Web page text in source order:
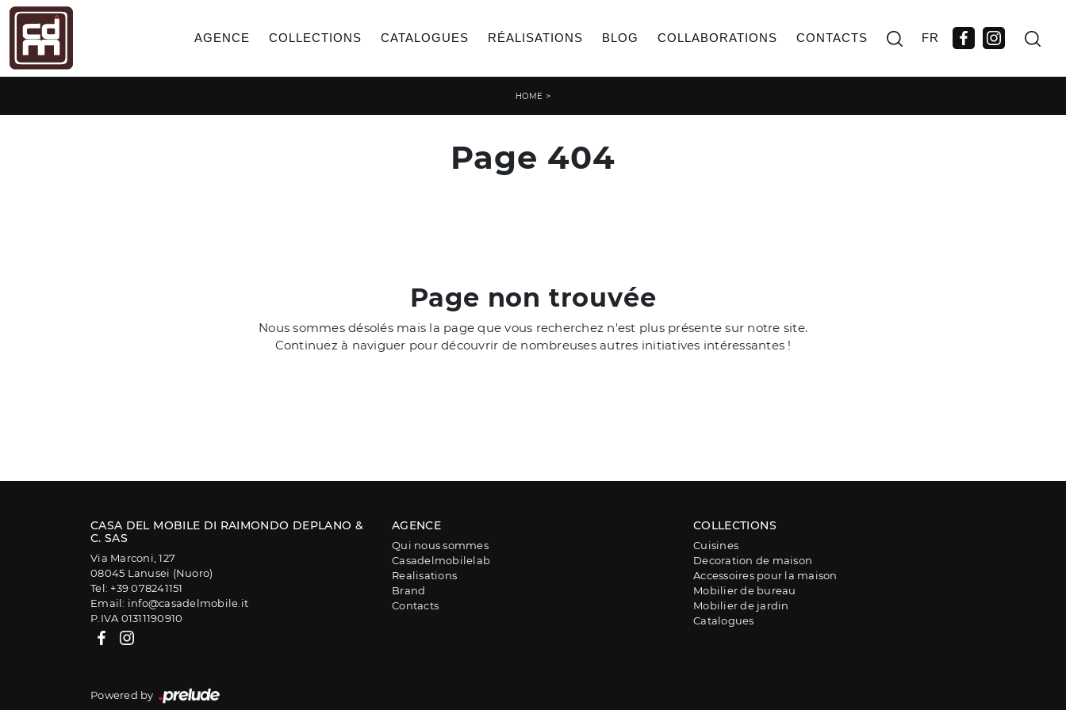
AGENCE COLLECTIONS CATALOGUES RÉALISATIONS BLOG COLLABORATIONS CONTACTS FR
HOME >
Page 404
Page non trouvée
Nous sommes désolés mais la page que vous recherchez n'est plus présente sur notre site.
Continuez à naviguer pour découvrir de nombreuses autres initiatives intéressantes !
CASA DEL MOBILE DI RAIMONDO DEPLANO &
C. SAS
Via Marconi, 127
08045 Lanusei (Nuoro)
Tel: +39 078241151
Email: info@casadelmobile.it
P.IVA 01311190910
AGENCE
Qui nous sommes
Casadelmobilelab
Realisations
Brand
Contacts
COLLECTIONS
Cuisines
Decoration de maison
Accessoires pour la maison
Mobilier de bureau
Mobilier de jardin
Catalogues
Powered by